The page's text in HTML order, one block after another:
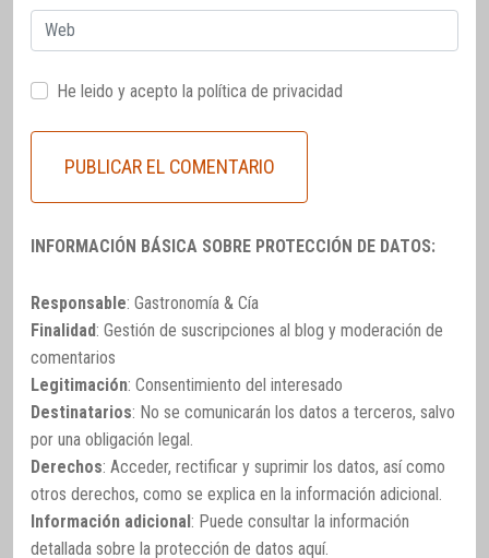
Web
He leido y acepto la política de privacidad
INFORMACIÓN BÁSICA SOBRE PROTECCIÓN DE DATOS:
Responsable: Gastronomía & Cía
Finalidad: Gestión de suscripciones al blog y moderación de
comentarios
Legitimación: Consentimiento del interesado
Destinatarios: No se comunicarán los datos a terceros, salvo
por una obligación legal.
Derechos: Acceder, rectificar y suprimir los datos, así como
otros derechos, como se explica en la información adicional.
Información adicional : Puede consultar la información
detallada sobre la protección de datos aquí.